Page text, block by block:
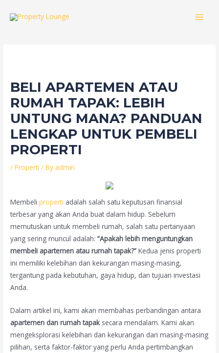
BELI APARTEMEN ATAU
RUMAH TAPAK: LEBIH
UNTUNG MANA? PANDUAN
LENGKAP UNTUK PEMBELI
PROPERTI
/Properti / By admin
Membeliproperti adalah salah satu keputusan finansial
terbesar yang akan Anda buat dalam hidup. Sebelum
memutuskan untuk membeli rumah, salah satu pertanyaan
yang sering muncul adalah:“Apakah lebih menguntungkan
membeli apartemen atau rumah tapak?” Kedua jenis properti
ini memiliki kelebihan dan kekurangan masing-masing,
tergantung pada kebutuhan, gaya hidup, dan tujuan investasi
Anda.
Dalam artikel ini, kami akan membahas perbandingan antara
apartemen dan rumah tapaksecara mendalam. Kami akan
mengeksplorasi kelebihan dan kekurangan dari masing-masing
pilihan, serta faktor-faktor yang perlu Anda pertimbangkan